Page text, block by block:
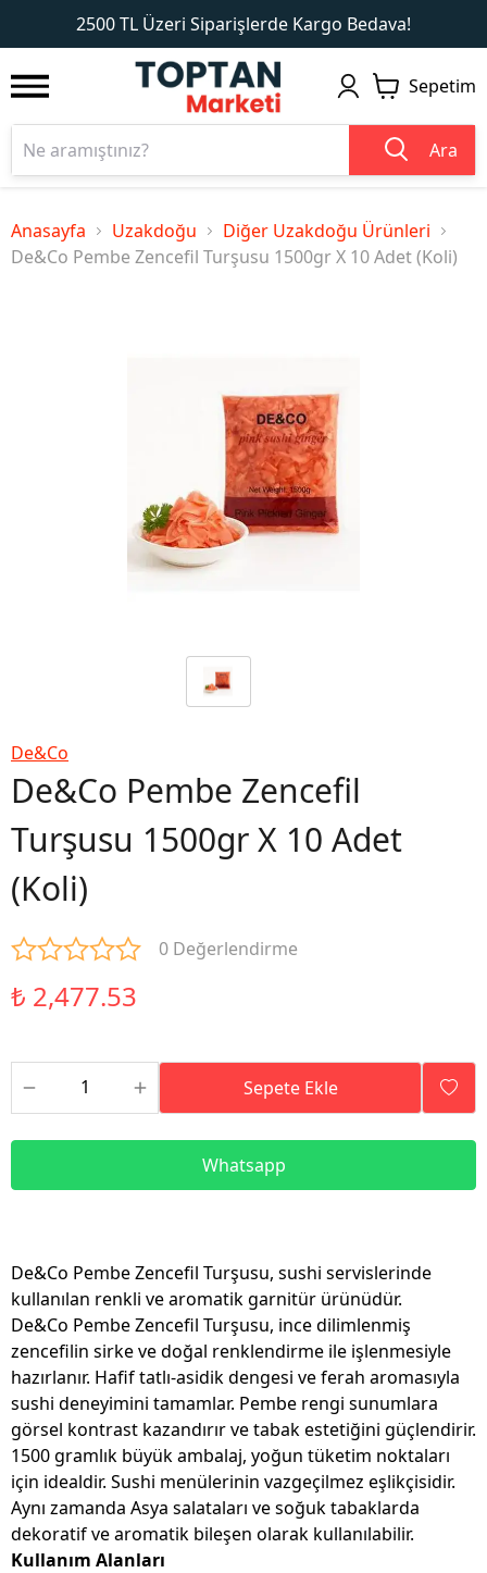
2500 TL Üzeri Siparişlerde Kargo Bedava!
1
Sepetim
Ara
Anasayfa Uzakdoğu
Diğer Uzakdoğu Ürünleri
De&Co Pembe Zencefil Turşusu 1500gr X 10 Adet (Koli)
De&Co
De&Co Pembe Zencefil
Turşusu 1500gr X 10 Adet
(Koli)
0 Değerlendirme
₺ 2,477.53
Sepete Ekle
Whatsapp
De&Co Pembe Zencefil Turşusu, sushi servislerinde
kullanılan renkli ve aromatik garnitür ürünüdür.
De&Co Pembe Zencefil Turşusu, ince dilimlenmiş
zencefilin sirke ve doğal renklendirme ile işlenmesiyle
hazırlanır. Hafif tatlı-asidik dengesi ve ferah aromasıyla
sushi deneyimini tamamlar. Pembe rengi sunumlara
görsel kontrast kazandırır ve tabak estetiğini güçlendirir.
1500 gramlık büyük ambalaj, yoğun tüketim noktaları
için idealdir. Sushi menülerinin vazgeçilmez eşlikçisidir.
Aynı zamanda Asya salataları ve soğuk tabaklarda
dekoratif ve aromatik bileşen olarak kullanılabilir.
Kullanım Alanları